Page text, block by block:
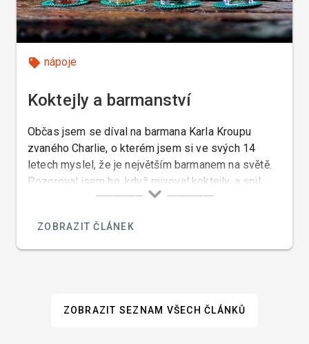
nápoje
Koktejly a barmanství
Občas jsem se díval na barmana Karla Kroupu
zvaného Charlie, o kterém jsem si ve svých 14
letech myslel, že je největším barmanem na světě.
Pozoroval jsem ho, když mixoval koktejly, a snil
jsem o tom, že jednoho dne budu také takovým
nikdy nesplnil.
ZOBRAZIT ČLÁNEK
ZOBRAZIT SEZNAM VŠECH ČLÁNKŮ